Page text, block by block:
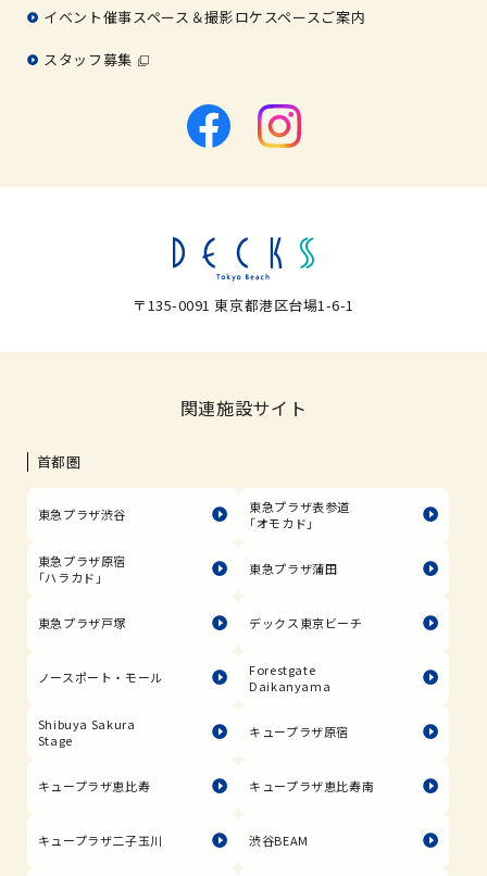
イベント催事スペース＆撮影ロケスペースご案内
スタッフ募集
〒135-0091 東京都港区台場1-6-1
関連施設サイト
首都圏
東急プラザ渋谷
東急プラザ表参道
「オモカド」
東急プラザ原宿
「ハラカド」
東急プラザ蒲田
東急プラザ戸塚 デックス東京ビーチ
ノースポート・モール
Forestgate
Daikanyama
Shibuya Sakura
Stage
キュープラザ原宿
キュープラザ恵比寿 キュープラザ恵比寿南
キュープラザ二子玉川 渋谷BEAM